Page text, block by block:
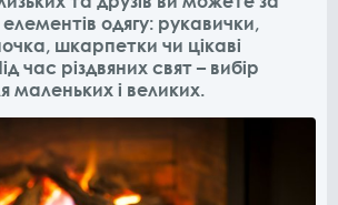
одягу: рукавички,
шкарпетки чи цікаві
час різдвяних свят – вибір
маленьких і великих.